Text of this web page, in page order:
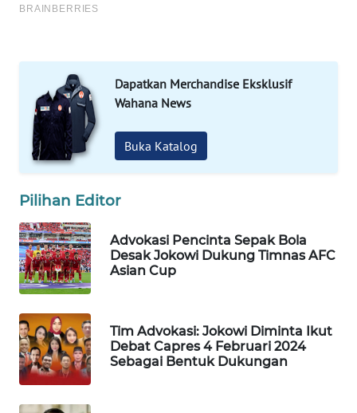
Dapatkan Merchandise Eksklusif
Wahana News
Buka Katalog
Pilihan Editor
Advokasi Pencinta Sepak Bola
Desak Jokowi Dukung Timnas AFC
Asian Cup
Tim Advokasi: Jokowi Diminta Ikut
Debat Capres 4 Februari 2024
Sebagai Bentuk Dukungan
WAHANA
TANI
WAHANA
ADVOKAT
INFRASTRUKTUR
WAHANA
KONSUMEN
LISTRIK
WAHANA
TRAVEL